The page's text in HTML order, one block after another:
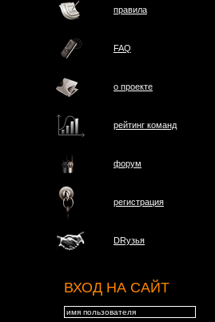
правила
FAQ
о проектe
рейтинг команд
форум
регистрация
DRузья
ВХОД НА САЙТ